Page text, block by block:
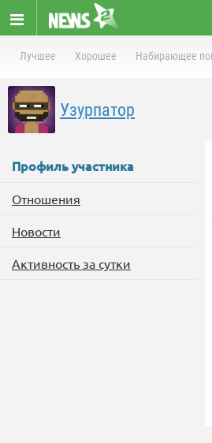
Лучшее Хорошее Набирающее
Узурпатор
Профиль участника
Отношения
Новости
Активность за сутки